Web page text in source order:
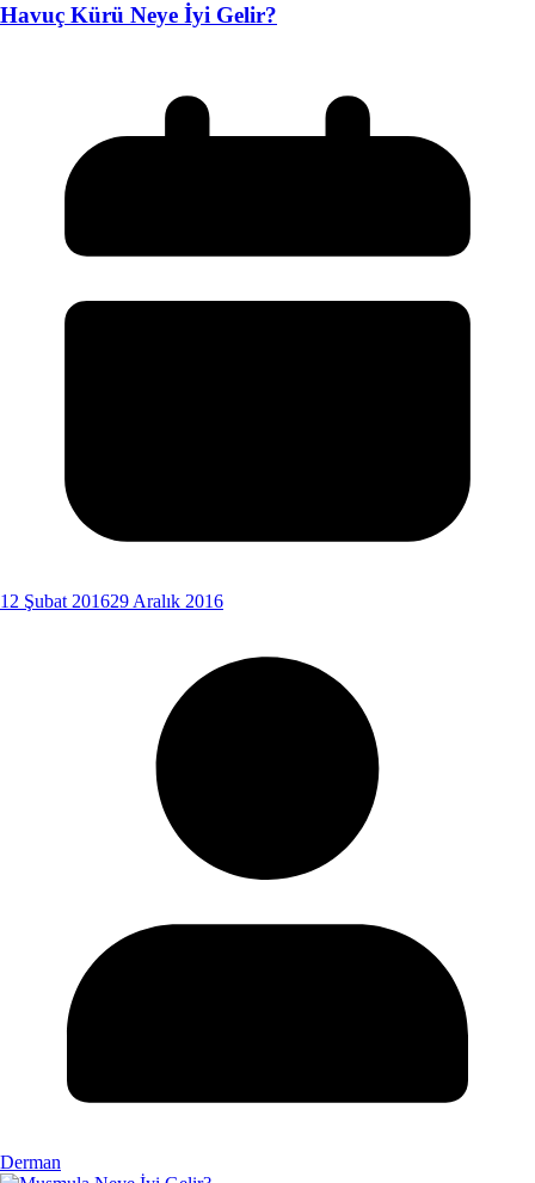
Havuç Kürü Neye İyi Gelir?
12 Şubat 201629 Aralık 2016
Derman